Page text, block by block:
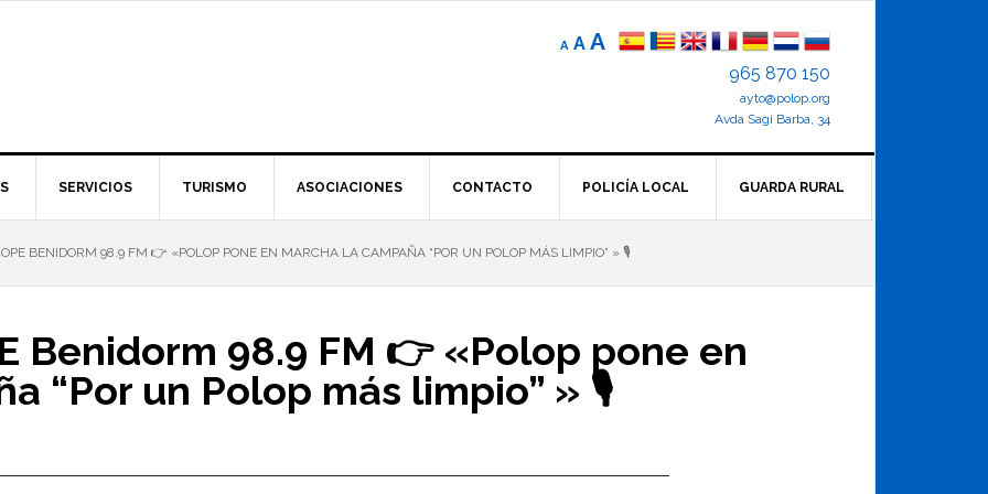
A
Reducir
elA Tamaño
AAumentar
de
letra
965 870 150
ayto@polop.org
Avda Sagi Barba, 34
SERVICIOS TURISMO ASOCIACIONES CONTACTO POLICÍA LOCAL GUARDA RURAL
BENIDORM 98.9 FM 👉 «POLOP PONE EN MARCHA LA CAMPAÑA “POR UN POLOP MÁS LIMPIO” » 🎙
Benidorm 98.9 FM 👉 «Polop pone en
“Por un Polop más limpio” » 🎙